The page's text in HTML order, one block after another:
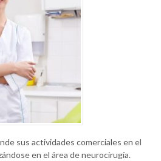
sus actividades comerciales en el
en el área de neurocirugía.